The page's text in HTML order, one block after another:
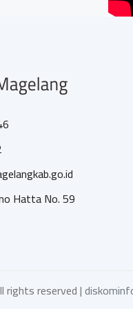
Hatta No. 59
rights reserved |